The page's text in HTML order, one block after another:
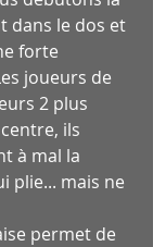
dans le dos et
forte
joueurs de
2 plus
ils
à mal la
plie... mais ne
permet de